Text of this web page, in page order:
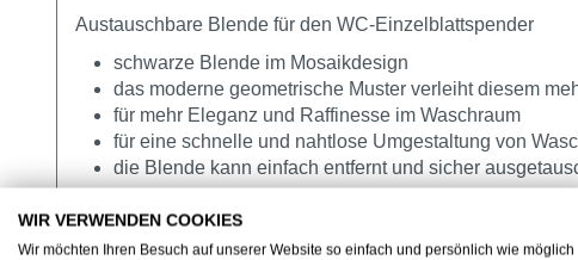
Austauschbare Blende für den WC-Einzelblattspender
schwarze Blende im Mosaikdesign
das moderne geometrische Muster verleiht diesem
für mehr Eleganz und Raffinesse im Waschraum
für eine schnelle und nahtlose Umgestaltung von
die Blende kann einfach entfernt und sicher
WIR VERWENDEN COOKIES
Wir möchten Ihren Besuch auf unserer Website so einfach und persönlich wie möglich